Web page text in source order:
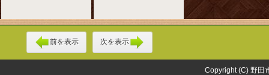
前を表示 次を表示
Copyright (C) 野田